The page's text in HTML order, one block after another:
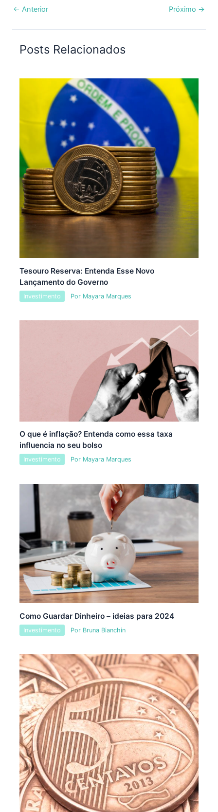
← Anterior Próximo →
Posts Relacionados
Tesouro Reserva: Entenda Esse Novo
Lançamento do Governo
Investimento Por Mayara Marques
O que é inflação? Entenda como essa taxa
influencia no seu bolso
Investimento Por Mayara Marques
Como Guardar Dinheiro – ideias para 2024
Investimento Por Bruna Bianchin